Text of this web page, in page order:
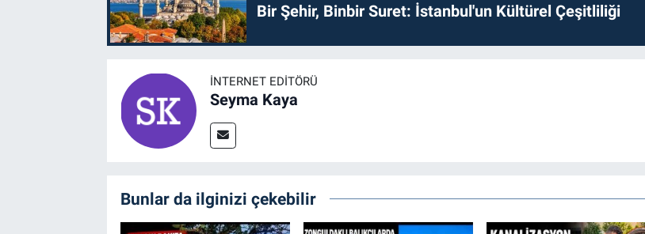
Bir Şehir, Binbir Suret: İstanbul'un Kültürel Çeşitliliği
İNTERNET EDITÖRÜ
Seyma Kaya
Bunlar da ilginizi çekebilir